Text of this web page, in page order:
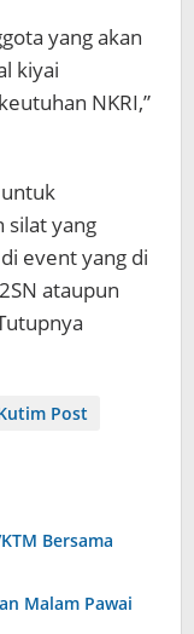
yang akan
kiyai
NKRI,”
silat yang
event yang di
ataupun
Post
Bersama
Malam Pawai